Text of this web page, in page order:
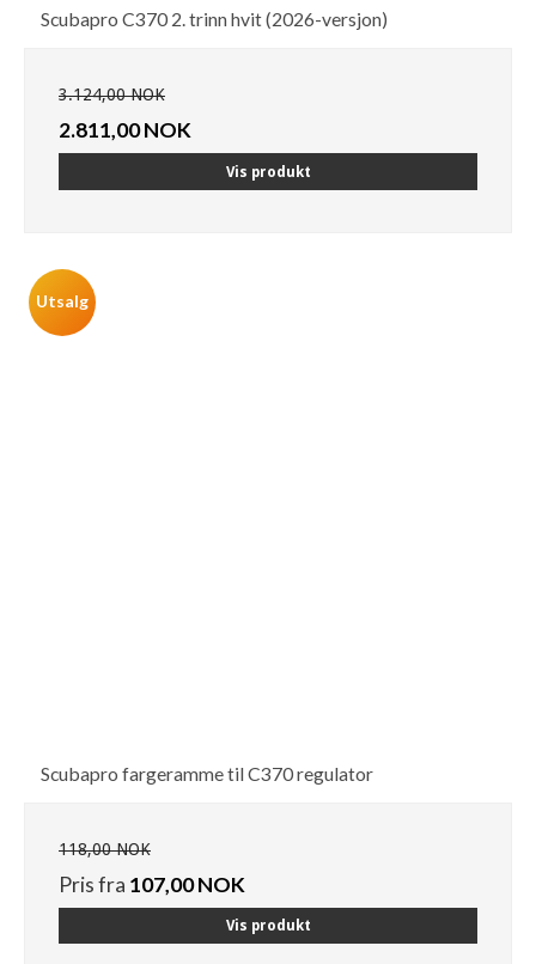
Scubapro C370 2. trinn hvit (2026-versjon)
3.124,00 NOK
2.811,00 NOK
Vis produkt
Utsalg
Scubapro fargeramme til C370 regulator
118,00 NOK
Pris fra 107,00 NOK
Vis produkt